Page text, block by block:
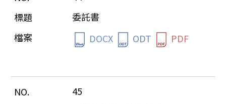
委託書
DOCX
ODT PDF
45